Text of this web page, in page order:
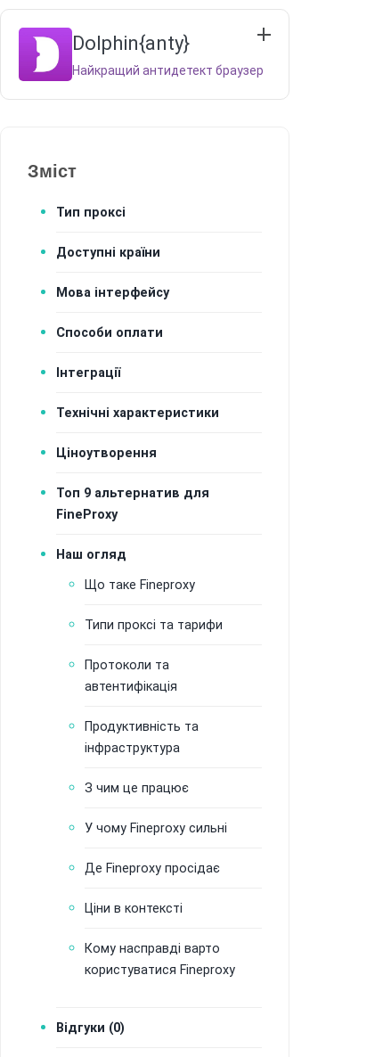
Dolphin{anty}
Найкращий антидетект браузер
Зміст
Тип проксі
Доступні країни
Мова інтерфейсу
Способи оплати
Інтеграції
Технічні характеристики
Ціноутворення
Топ 9 альтернатив для
FineProxy
Наш огляд
Що таке Fineproxy
Типи проксі та тарифи
Протоколи та
автентифікація
Продуктивність та
інфраструктура
З чим це працює
У чому Fineproxy сильні
Де Fineproxy просідає
Ціни в контексті
Кому насправді варто
користуватися Fineproxy
Відгуки (0)